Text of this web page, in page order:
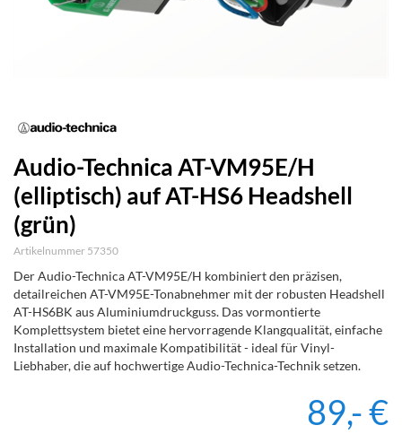
Audio-Technica AT-VM95E/H
(elliptisch) auf AT-HS6 Headshell
(grün)
Artikelnummer 57350
Der Audio-Technica AT-VM95E/H kombiniert den präzisen,
detailreichen AT-VM95E-Tonabnehmer mit der robusten Headshell
AT-HS6BK aus Aluminiumdruckguss. Das vormontierte
Komplettsystem bietet eine hervorragende Klangqualität, einfache
Installation und maximale Kompatibilität - ideal für Vinyl-
Liebhaber, die auf hochwertige Audio-Technica-Technik setzen.
89,- €